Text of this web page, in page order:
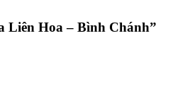
Liên Hoa – Bình Chánh”